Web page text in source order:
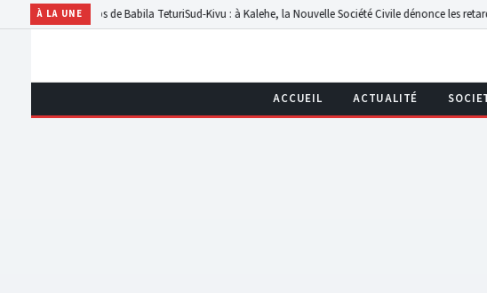
À LA UNE
champs de Babila TeturiSud-Kivu : à Kalehe, la Nouvelle Société Civile dénonce les retards de
ACCUEIL ACTUALITÉ